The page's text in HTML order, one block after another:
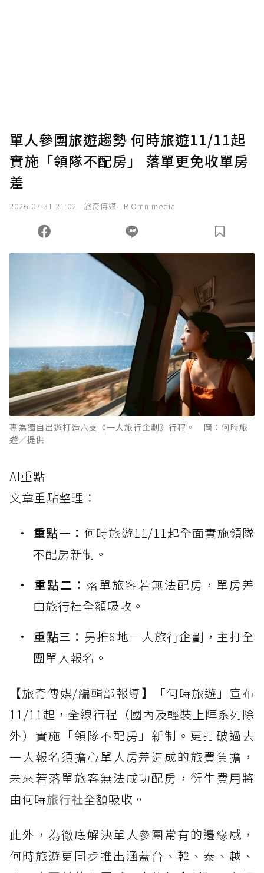
確認送出
您當前剩餘 U 利點數：0點；前往 購買點數
單人參團旅遊趨勢 何時旅遊11/11起
實施「領隊不配房」 落單更免收單房
差
2026-07-31 21:02 旅奇傳媒 TR Omnimedia
專為獨自出遊打造六支《一人旅行企劃》行程。 圖：何時旅
遊／提供
AI重點
文章重點整理：
重點一： 何時旅遊11/11起全面實施領隊
不配房新制。
重點二： 落單旅客若無法配房，單房差
由旅行社全額吸收。
重點三： 另推6地一人旅行企劃，主打全
團單人報名。
【旅奇傳媒/編輯部報導】「何時旅遊」宣布
11/11起，全線行程（國內及輕裝上陣系列除
外）實施「領隊不配房」新制。更打破過去
一人報名須擔心單人房差造成的旅費負擔，
未來若落單旅客無法成功配房，衍生費用將
由何時旅行社全額吸收。
此外，為徹底解決單人參團常有的邊緣感，
何時旅遊更同步推出涵蓋台、韓、泰、越、